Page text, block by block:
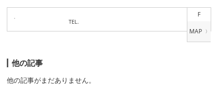
F
TEL.
他の記事
他の記事がまだありません。